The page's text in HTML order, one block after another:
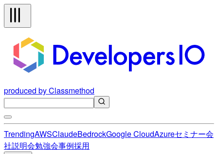
produced by Classmethod
TrendingAWSClaudeBedrockGoogle CloudAzureセミナー会
社説明会勉強会事例採用